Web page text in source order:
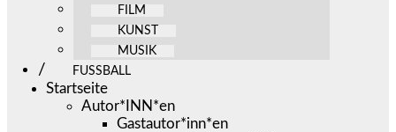
FILM
KUNST
MUSIK
FUSSBALL
Startseite
Autor*INN*en
Gastautor*inn*en